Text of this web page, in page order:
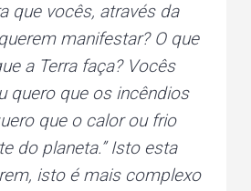
que vocês, através da
manifestar? O que
a Terra faça? Vocês
quero que os incêndios
que o calor ou frio
do planeta.” Isto esta
isto é mais complexo